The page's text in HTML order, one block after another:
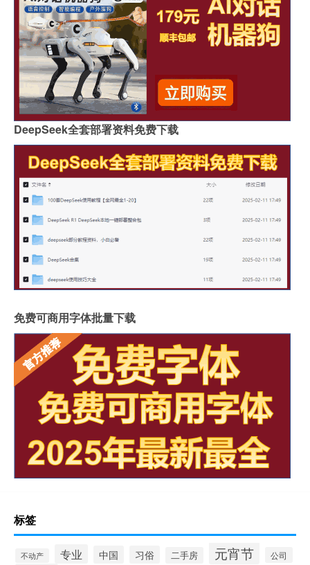
DeepSeek全套部署资料免费下载
免费可商用字体批量下载
标签
不动产 专业 中国 习俗 二手房 元宵节 公司